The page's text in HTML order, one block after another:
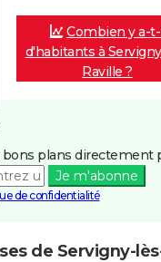
Combien y a-
d'habitants à
Raville ?
bons plans directement
Je m'abonne
de confidentialité
de Servigny-